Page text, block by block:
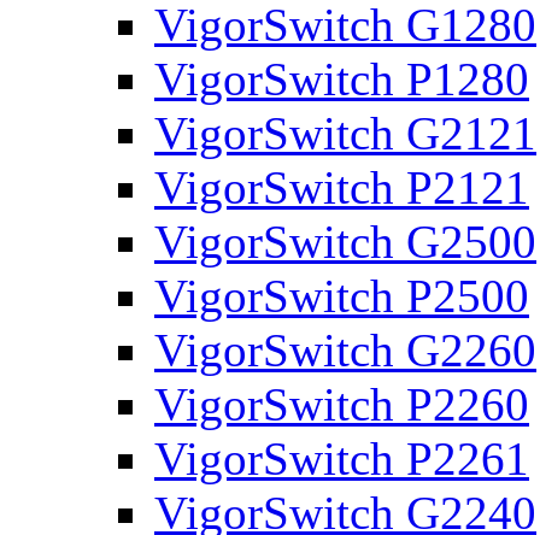
VigorSwitch G1280
VigorSwitch P1280
VigorSwitch G2121
VigorSwitch P2121
VigorSwitch G2500
VigorSwitch P2500
VigorSwitch G2260
VigorSwitch P2260
VigorSwitch P2261
VigorSwitch G2240